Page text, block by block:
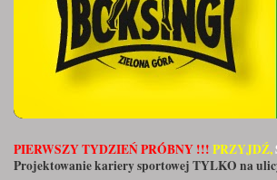
PIERWSZY TYDZIEŃ PRÓBNY !!! PRZYJDŹ,
Projektowanie kariery sportowej TYLKO na